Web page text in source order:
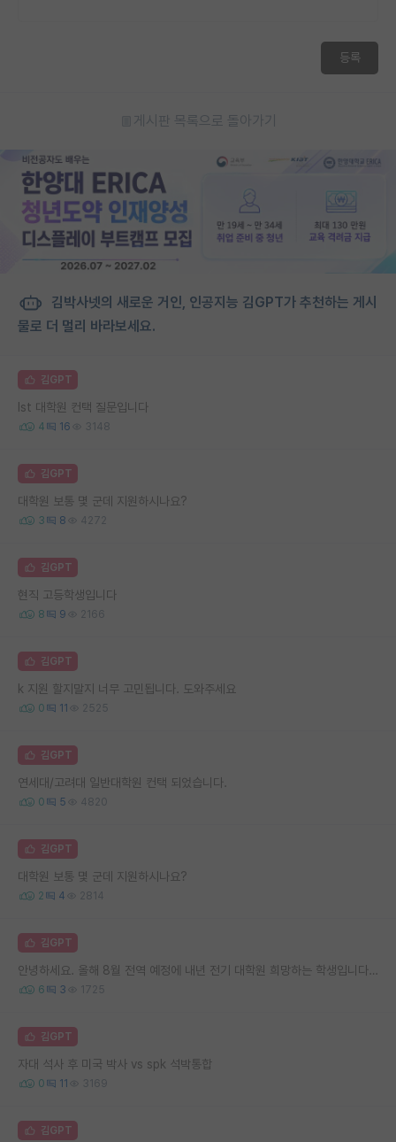
등록
게시판 목록으로 돌아가기
김박사넷의 새로운 거인, 인공지능 김GPT가 추천하는 게시
물로 더 멀리 바라보세요.
김GPT
Ist 대학원 컨택 질문입니다
4 16 3148
김GPT
대학원 보통 몇 군데 지원하시나요?
3 8 4272
김GPT
현직 고등학생입니다
8 9 2166
김GPT
k 지원 할지말지 너무 고민됩니다. 도와주세요
0 11 2525
김GPT
연세대/고려대 일반대학원 컨택 되었습니다.
0 5 4820
김GPT
대학원 보통 몇 군데 지원하시나요?
2 4 2814
김GPT
안녕하세요. 올해 8월 전역 예정에 내년 전기 대학원 희망하는 학생입니다. 지금 컨택하면 많이 늦었을까요?
6 3 1725
김GPT
자대 석사 후 미국 박사 vs spk 석박통합
0 11 3169
김GPT